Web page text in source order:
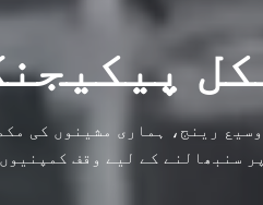
رینج، ہماری مشینوں کی
سنبھالنے کے لیے وقف